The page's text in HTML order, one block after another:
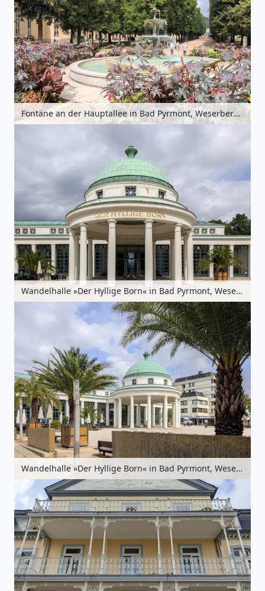
Fontäne an der Hauptallee in Bad Pyrmont, Weserbergland, Niedersachsen, Deutschland
Wandelhalle »Der Hyllige Born« in Bad Pyrmont, Weserbergland, Niedersachsen, Deutschland
Wandelhalle »Der Hyllige Born« in Bad Pyrmont, Weserbergland, Niedersachsen, Deutschland